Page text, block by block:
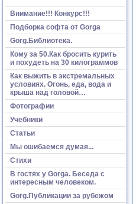
Внимание!!! Конкурс!!!
Подборка софта от Gorga
Gorg.Библиотека.
Кому за 50.Как бросить курить
и похудеть на 30 килограммов
Как выжить в экстремальных
условиях. Огонь, еда, вода и
крыша над головой…
Фотографии
Учебники
Статьи
Мы ошибаемся думая...
Стихи
В гостях у Gorga. Беседа с
интересным человеком.
Gorg.Публикации за рубежом